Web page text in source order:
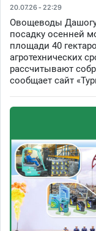
20.07.26 - 22:29
Овощеводы
посадку осенней
площади 40
агротехнических
рассчитывают
сообщает сайт